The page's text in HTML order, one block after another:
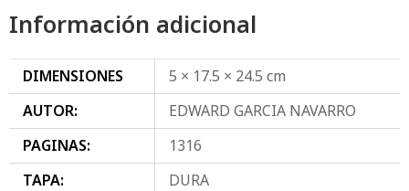
Información adicional
DIMENSIONES
5 × 17.5 × 24.5 cm
AUTOR:
EDWARD GARCIA NAVARRO
PAGINAS:
1316
TAPA:
DURA